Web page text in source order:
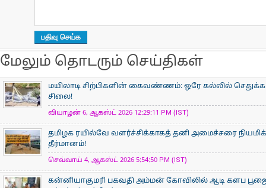
மேலும் தொடரும் செய்திகள்
மயிலாடி சிற்பிகளின் கைவண்ணம்: ஒரே கல்லில்
சிலை!
வியாழன் 6, ஆகஸ்ட் 2026 12:29:11 PM (IST)
தமிழக ரயில்வே வளர்ச்சிக்காகத் தனி அமைச்சரை
தீர்மானம்!
செவ்வாய் 4, ஆகஸ்ட் 2026 5:54:50 PM (IST)
கன்னியாகுமரி பகவதி அம்மன் கோவிலில் ஆடி களப